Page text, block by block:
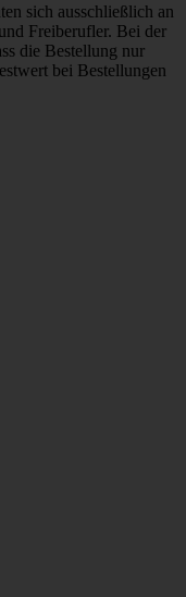
sich ausschließlich an
Freiberufler. Bei der
die Bestellung nur
bei Bestellungen